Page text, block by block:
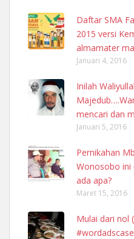
Daftar SMA
2015 versi
almamater
Januari 4, 2016
Inilah
mencari dan
Januari 5, 2016
Pernikahan
Wonosobo ini
ada apa?
Maret 15, 2016
Mulai dari nol
#wordadscase